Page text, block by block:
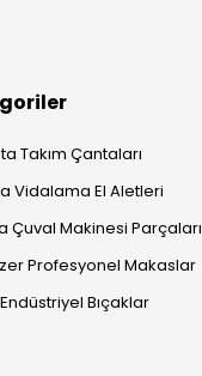
Takım Çantaları
Vidalama El Aletleri
Çuval Makinesi Parçaları
Profesyonel Makaslar
Bıçaklar